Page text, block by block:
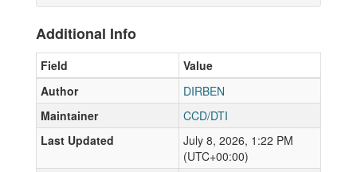
Additional Info
Field
Value
Author
DIRBEN
Maintainer
CCD/DTI
Last Updated
July 8, 2026, 1:22 PM
(UTC+00:00)